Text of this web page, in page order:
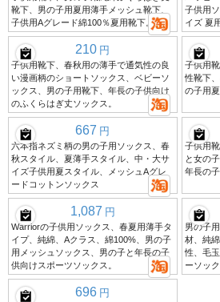
靴下、男の子用夏用薄手メッシュ靴下、
子供用Aグレード綿100％夏用靴下。
子供用
イズ 夏
210 円
子供用靴下、春秋用の薄手で通気性の良
い漫画柄のショートソックス、ベビーソ
ックス、男の子用靴下、年長の子供向け
のふくらはぎ丈ソックス。
子供用
性靴下
の子用
667 円
六本指ネズミ柄の男の子用ソックス、春
秋スタイル、夏薄手スタイル、中・大サ
イズ子供用夏スタイル、メッシュAグレ
ードコットンソックス
子供用
と女の
年長の
1,087 円
Warriorの子供用ソックス、春夏用薄手タ
イプ、純綿、Aクラス、綿100%、男の子
用メッシュソックス、男の子と年長の子
供向けスポーツソックス。
男の子
材、純
性、毛
ーソック
696 円